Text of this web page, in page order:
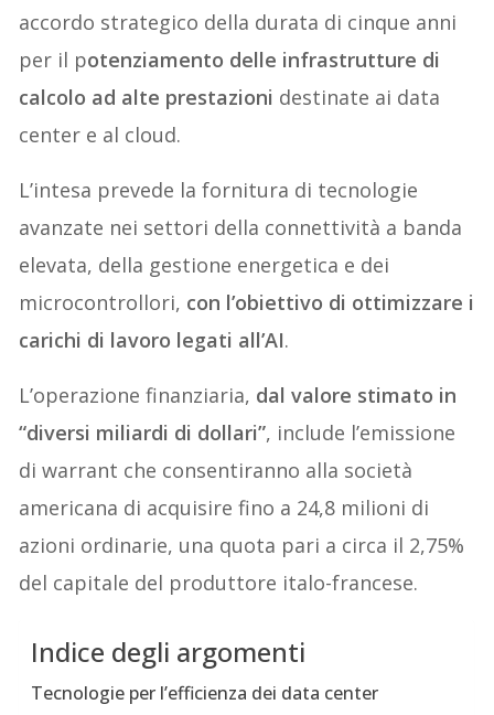
accordo strategico della durata di cinque anni
per il potenziamento delle infrastrutture di
calcolo ad alte prestazioni destinate ai data
center e al cloud.
L’intesa prevede la fornitura di tecnologie
avanzate nei settori della connettività a banda
elevata, della gestione energetica e dei
microcontrollori, con l’obiettivo di ottimizzare i
carichi di lavoro legati all’AI.
L’operazione finanziaria, dal valore stimato in
“diversi miliardi di dollari”, include l’emissione
di warrant che consentiranno alla società
americana di acquisire fino a 24,8 milioni di
azioni ordinarie, una quota pari a circa il 2,75%
del capitale del produttore italo-francese.
Indice degli argomenti
Tecnologie per l’efficienza dei data center